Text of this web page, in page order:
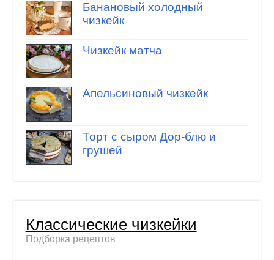
Банановый холодный
чизкейк
Чизкейк матча
Апельсиновый чизкейк
Торт с сыром Дор-блю и
грушей
Классические чизкейки
Подборка рецептов